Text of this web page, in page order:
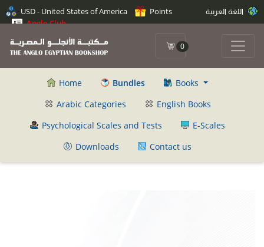
USD - United States of America
Points
Anglo Club
0
Home Bundles
Books
Arabic Categories
English Books
Psychological Scales and Tests
E-Scales
Downloads
Contact us